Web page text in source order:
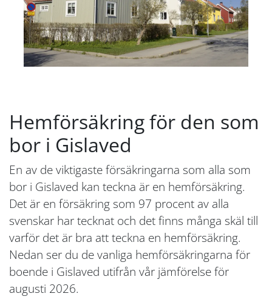
Hemförsäkring för den som
bor i Gislaved
En av de viktigaste försäkringarna som alla som
bor i Gislaved kan teckna är en hemförsäkring.
Det är en försäkring som 97 procent av alla
svenskar har tecknat och det finns många skäl till
varför det är bra att teckna en hemförsäkring.
Nedan ser du de vanliga hemförsäkringarna för
boende i Gislaved utifrån vår jämförelse för
augusti 2026.